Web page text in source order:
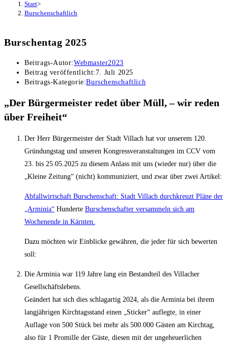
Start>
Burschenschaftlich
Burschentag 2025
Beitrags-Autor:Webmaster2023
Beitrag veröffentlicht: 7. Juli 2025
Beitrags-Kategorie:Burschenschaftlich
„Der Bürgermeister redet über Müll, – wir reden
über Freiheit“
Der Herr Bürgermeister der Stadt Villach hat vor unserem 120.
Gründungstag und unseren Kongressveranstaltungen im CCV vom
23. bis 25.05.2025 zu diesem Anlass mit uns (wieder nur) über die
„Kleine Zeitung“ (nicht) kommuniziert, und zwar über zwei Artikel:
Abfallwirtschaft Burschenschaft: Stadt Villach durchkreuzt Pläne der
„Arminia“ Hunderte Burschenschafter versammeln sich am
Wochenende in Kärnten.
Dazu möchten wir Einblicke gewähren, die jeder für sich bewerten
soll:
Die Arminia war 119 Jahre lang ein Bestandteil des Villacher
Gesellschäftslebens.
Geändert hat sich dies schlagartig 2024, als die Arminia bei ihrem
langjährigen Kirchtagsstand einen „Sticker“ auflegte, in einer
Auflage von 500 Stück bei mehr als 500.000 Gästen am Kirchtag,
also für 1 Promille der Gäste, diesen mit der ungeheuerlichen